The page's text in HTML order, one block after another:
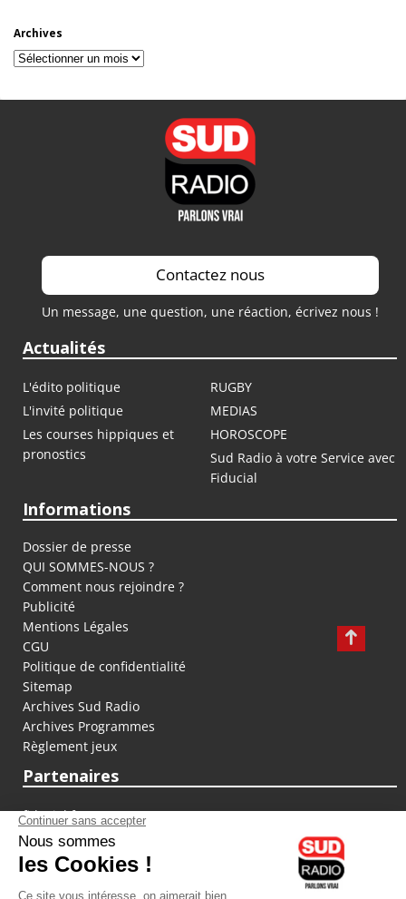
Archives
Archives
Contactez nous
Un message, une question, une réaction, écrivez nous !
Actualités
L'édito politique
RUGBY
L'invité politique
MEDIAS
Les courses hippiques et
pronostics
HOROSCOPE
Sud Radio à votre Service avec
Fiducial
Informations
Dossier de presse
QUI SOMMES-NOUS ?
Comment nous rejoindre ?
Publicité
Mentions Légales
CGU
Politique de confidentialité
Sitemap
Archives Sud Radio
Archives Programmes
Règlement jeux
Partenaires
fiducial.fr
lyoncapitale.fr
olympique-et-lyonnais.com
L'application Iphone / Android